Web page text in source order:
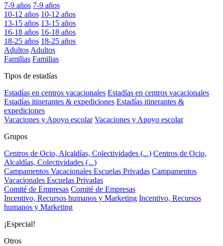
7-9 años 7-9 años
10-12 años 10-12 años
13-15 años 13-15 años
16-18 años 16-18 años
18-25 años 18-25 años
Adultos Adultos
Familias Familias
Tipos de estadías
Estadías en centros vacacionales Estadías en centros vacacionales
Estadías itinerantes & expediciones Estadías itinerantes &
expediciones
Vacaciones y Apoyo escolar Vacaciones y Apoyo escolar
Grupos
Centros de Ocio, Alcaldías, Colectividades (...) Centros de Ocio,
Alcaldías, Colectividades (...)
Campamentos Vacacionales Escuelas Privadas Campamentos
Vacacionales Escuelas Privadas
Comité de Empresas Comité de Empresas
Incentivo, Recursos humanos y Marketing Incentivo, Recursos
humanos y Marketing
¡Especial!
Otros